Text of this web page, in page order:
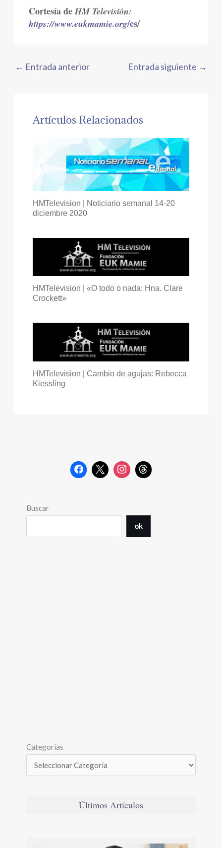
Cortesía deHM Televisión:
https://www.eukmamie.org/es/
← Entrada anterior Entrada siguiente →
Artículos Relacionados
HMTelevision | Noticiario semanal 14-20
diciembre 2020
HMTelevision | «O todo o nada: Hna. Clare
Crockett»
HMTelevision | Cambio de agujas: Rebecca
Kiessling
Buscar
ok
Categorías
Últimos Artículos